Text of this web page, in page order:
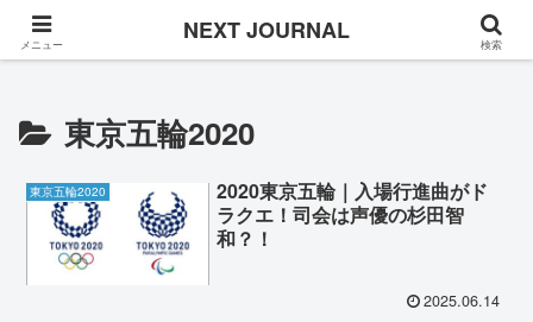
Once in a while
東京五輪2020
東京五輪2020
2020東京五輪｜入場行進曲がド
ラクエ！司会は声優の杉田智
和？！
2025.06.14
メニュー NEXT JOURNAL 検索